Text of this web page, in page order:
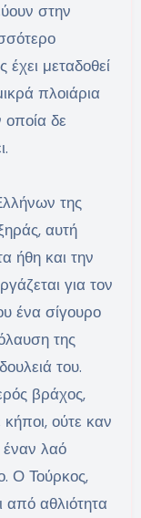
στην
έχει μεταδοθεί
πλοιάρια
οποία δε
της
αυτή
ήθη και την
για τον
ένα σίγουρο
της
του.
βράχος,
ούτε καν
έναν λαό
Ο Τούρκος,
από αθλιότητα